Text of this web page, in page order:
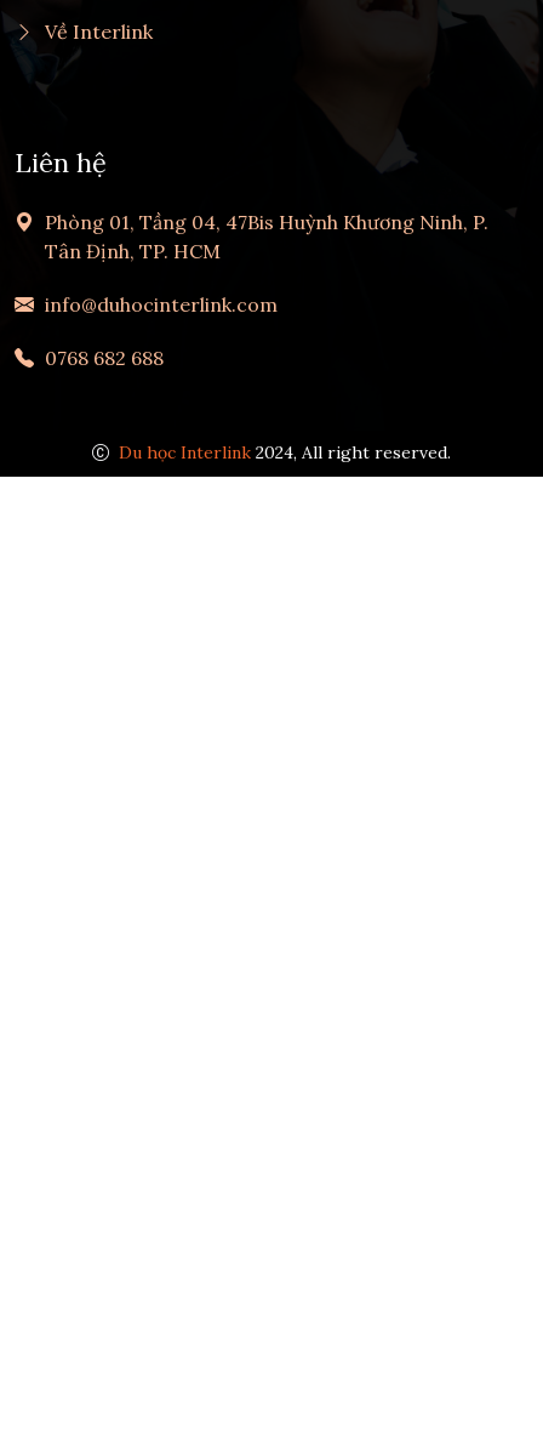
Về Interlink
Liên hệ
Phòng 01, Tầng 04, 47Bis Huỳnh Khương Ninh, P.
Tân Định, TP. HCM
info@duhocinterlink.com
0768 682 688
Du học Interlink 2024, All right reserved.